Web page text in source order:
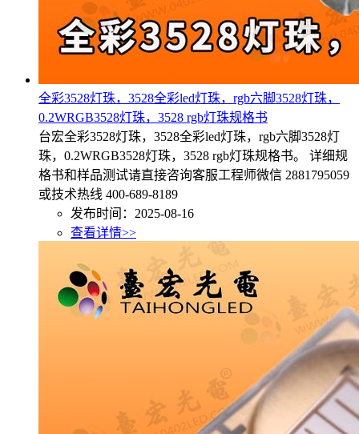
全彩3528灯珠，3528全彩led灯珠，rgb六脚3528灯珠，
0.2WRGB3528灯珠，3528 rgb灯珠规格书
台宏全彩3528灯珠，3528全彩led灯珠，rgb六脚3528灯
珠，0.2WRGB3528灯珠，3528 rgb灯珠规格书。 详细规
格书和样品测试请直接咨询客服工程师微信 2881795059
或技术热线 400-689-8189
发布时间：2025-08-16
查看详情>>